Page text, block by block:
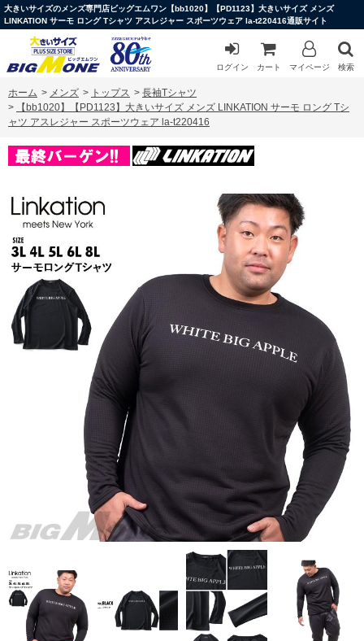
大きいサイズのメンズ専門店ビッグエムワン【bb1020】【PD1123】大きいサイズ メンズ
LINKATION サーモ ロング Tシャツ アスレジャー スポーツウェア la-t220416通販サイト
ログイン カート マイページ 検索
ホーム > メンズ > トップス > 長袖Tシャツ
>
【bb1020】【PD1123】大きいサイズ メンズ LINKATION サーモ ロング Tシ
ャツ アスレジャー スポーツウェア la-t220416